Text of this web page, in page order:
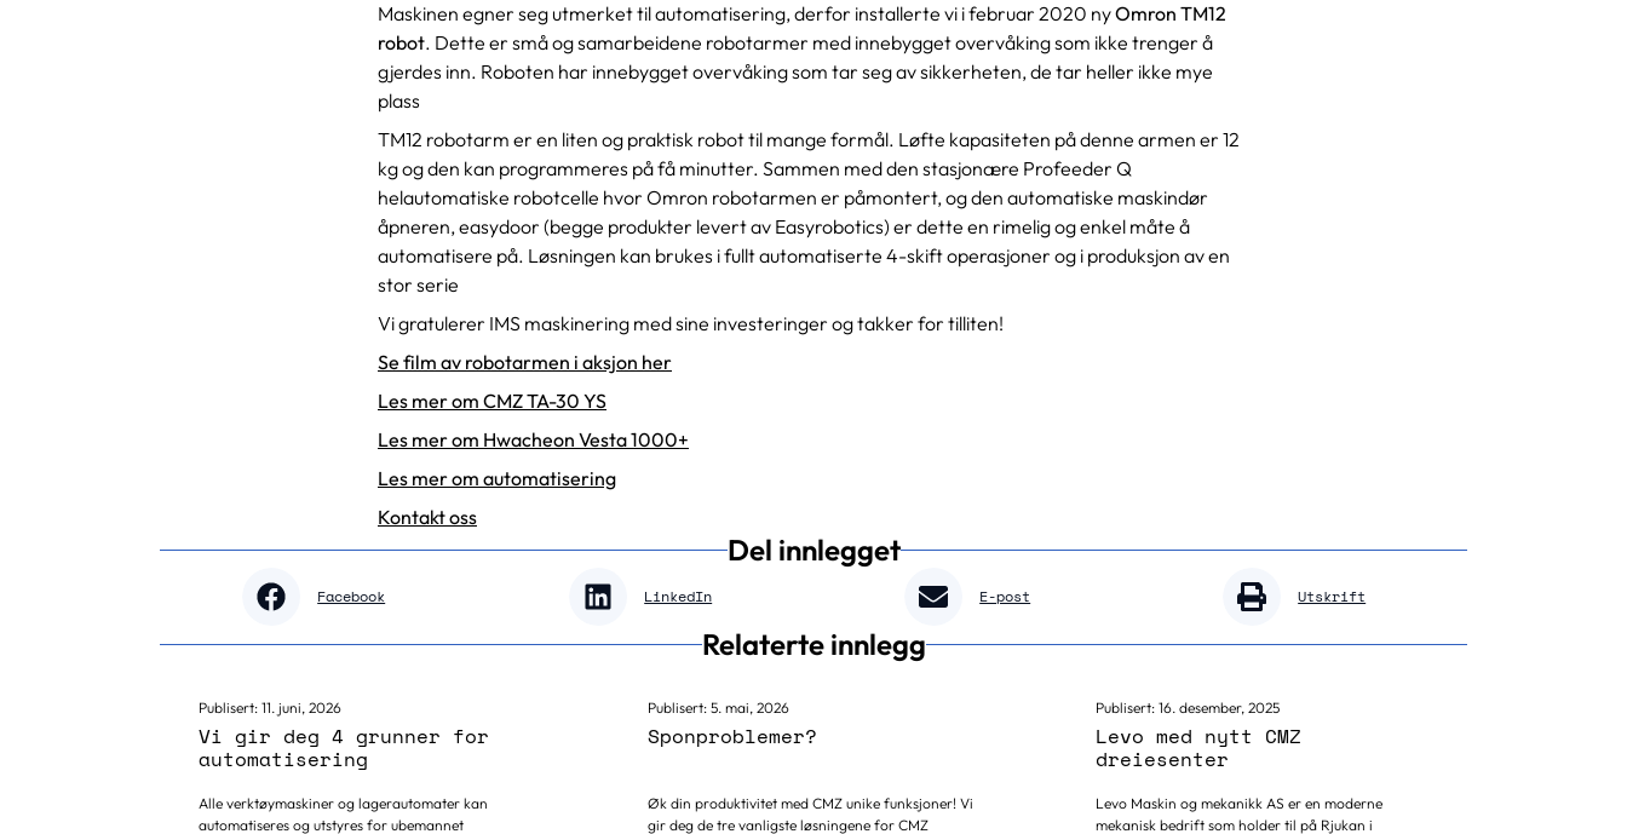
Maskinen egner seg utmerket til automatisering, derfor installerte vi i februar 2020 nyOmron TM12
robot. Dette er små og samarbeidene robotarmer med innebygget overvåking som ikke trenger å
gjerdes inn. Roboten har innebygget overvåking som tar seg av sikkerheten, de tar heller ikke mye
plass
TM12 robotarm er en liten og praktisk robot til mange formål. Løfte kapasiteten på denne armen er 12
kg og den kan programmeres på få minutter. Sammen med den stasjonære Profeeder Q
helautomatiske robotcelle hvor Omron robotarmen er påmontert, og den automatiske maskindør
åpneren, easydoor (begge produkter levert av Easyrobotics) er dette en rimelig og enkel måte å
automatisere på. Løsningen kan brukes i fullt automatiserte 4-skift operasjoner og i produksjon av en
stor serie
Vi gratulerer IMS maskinering med sine investeringer og takker for tilliten!
Se film av robotarmen i aksjon her
Les mer om CMZ TA-30 YS
Les mer om Hwacheon Vesta 1000+
Les mer om automatisering
Kontakt oss
Del innlegget
Facebook LinkedIn E-post Utskrift
Relaterte innlegg
Publisert: 11. juni, 2026
Vi gir deg 4 grunner for
automatisering
Alle verktøymaskiner og lagerautomater kan
automatiseres og utstyres for ubemannet
Publisert: 5. mai, 2026
Sponproblemer?
Øk din produktivitet med CMZ unike funksjoner! Vi
gir deg de tre vanligste løsningene for CMZ
Publisert:16. desember, 2025
Levo med nytt CMZ
dreiesenter
Levo Maskin og mekanikk AS er en moderne
mekanisk bedrift som holder til på Rjukan i